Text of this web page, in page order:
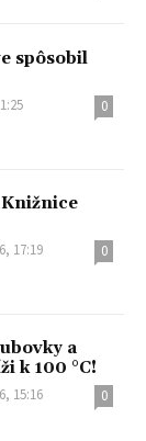
spôsobil
0
17:19 0
a
k 100 °C!
15:16 0